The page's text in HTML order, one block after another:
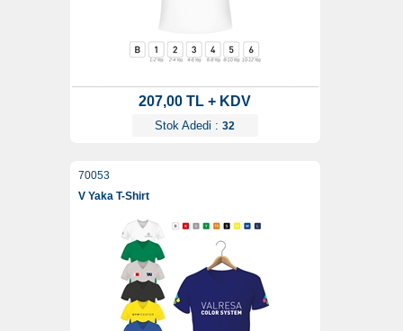
207,00 TL + KDV
Stok Adedi : 32
70053
V Yaka T-Shirt